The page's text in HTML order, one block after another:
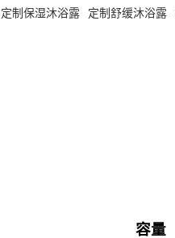
定制保湿沐浴露 定制舒缓沐浴露
容量